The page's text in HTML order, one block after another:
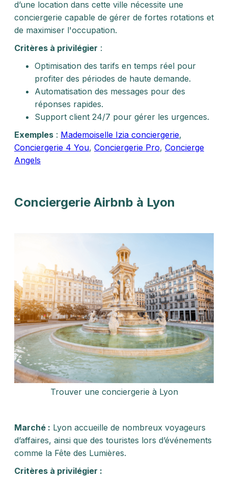
d’une location dans cette ville nécessite une
conciergerie capable de gérer de fortes rotations et
de maximiser l'occupation.
Critères à privilégier :
Optimisation des tarifs en temps réel pour
profiter des périodes de haute demande.
Automatisation des messages pour des
réponses rapides.
Support client 24/7 pour gérer les urgences.
Exemples : Mademoiselle Izia conciergerie,
Conciergerie 4 You, Conciergerie Pro, Concierge
Angels
Conciergerie Airbnb à Lyon
Trouver une conciergerie à Lyon
Marché : Lyon accueille de nombreux voyageurs
d’affaires, ainsi que des touristes lors d’événements
comme la Fête des Lumières.
Critères à privilégier :